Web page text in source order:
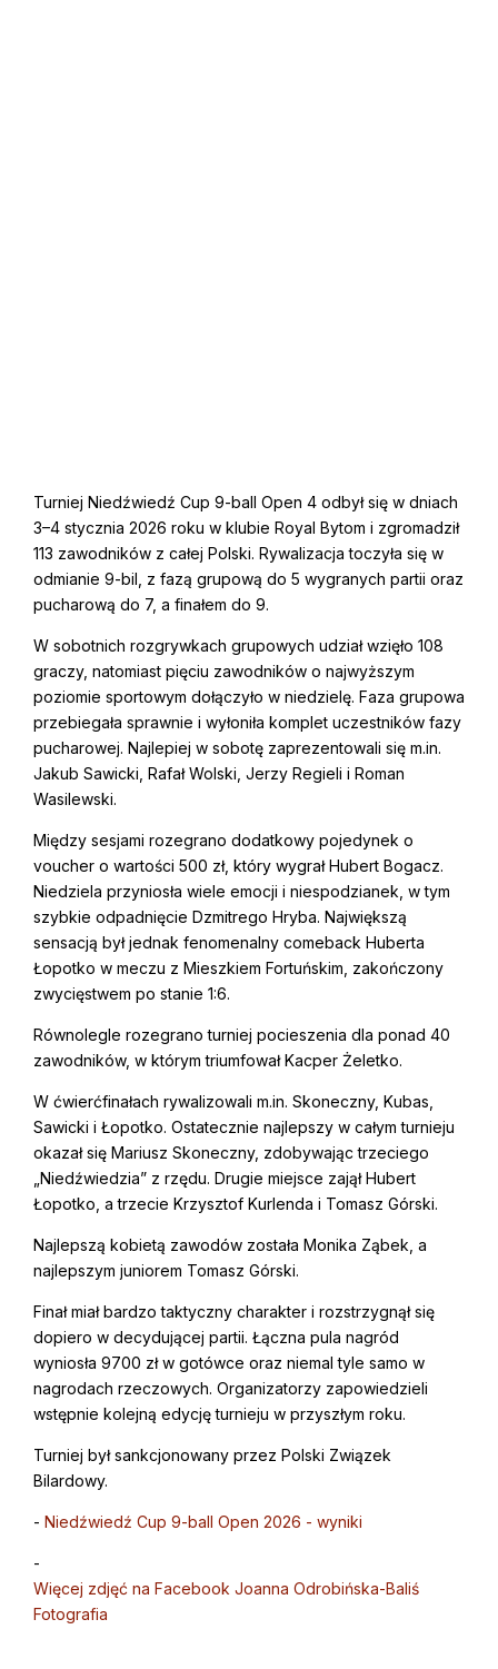
Turniej Niedźwiedź Cup 9-ball Open 4 odbył się w dniach
3–4 stycznia 2026 roku w klubie Royal Bytom i zgromadził
113 zawodników z całej Polski. Rywalizacja toczyła się w
odmianie 9-bil, z fazą grupową do 5 wygranych partii oraz
pucharową do 7, a finałem do 9.
W sobotnich rozgrywkach grupowych udział wzięło 108
graczy, natomiast pięciu zawodników o najwyższym
poziomie sportowym dołączyło w niedzielę. Faza grupowa
przebiegała sprawnie i wyłoniła komplet uczestników fazy
pucharowej. Najlepiej w sobotę zaprezentowali się m.in.
Jakub Sawicki, Rafał Wolski, Jerzy Regieli i Roman
Wasilewski.
Między sesjami rozegrano dodatkowy pojedynek o
voucher o wartości 500 zł, który wygrał Hubert Bogacz.
Niedziela przyniosła wiele emocji i niespodzianek, w tym
szybkie odpadnięcie Dzmitrego Hryba. Największą
sensacją był jednak fenomenalny comeback Huberta
Łopotko w meczu z Mieszkiem Fortuńskim, zakończony
zwycięstwem po stanie 1:6.
Równolegle rozegrano turniej pocieszenia dla ponad 40
zawodników, w którym triumfował Kacper Żeletko.
W ćwierćfinałach rywalizowali m.in. Skoneczny, Kubas,
Sawicki i Łopotko. Ostatecznie najlepszy w całym turnieju
okazał się Mariusz Skoneczny, zdobywając trzeciego
„Niedźwiedzia” z rzędu. Drugie miejsce zajął Hubert
Łopotko, a trzecie Krzysztof Kurlenda i Tomasz Górski.
Najlepszą kobietą zawodów została Monika Ząbek, a
najlepszym juniorem Tomasz Górski.
Finał miał bardzo taktyczny charakter i rozstrzygnął się
dopiero w decydującej partii. Łączna pula nagród
wyniosła 9700 zł w gotówce oraz niemal tyle samo w
nagrodach rzeczowych. Organizatorzy zapowiedzieli
wstępnie kolejną edycję turnieju w przyszłym roku.
Turniej był sankcjonowany przez Polski Związek
Bilardowy.
- Niedźwiedź Cup 9-ball Open 2026 - wyniki
-
Więcej zdjęć na Facebook Joanna Odrobińska-Baliś
Fotografia